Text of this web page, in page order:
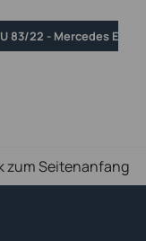
83/22 - Mercedes E
zum Seitenanfang